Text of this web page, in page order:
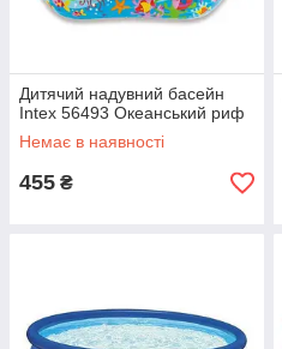
Дитячий надувний басейн
Intex 56493 Океанський риф
Немає в наявності
455 ₴